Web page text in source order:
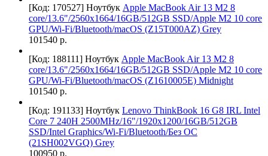
[Код: 170527] Ноутбук Apple MacBook Air 13 M2 8
core/13.6"/2560х1664/16GB/512GB SSD/Apple M2 10 core
GPU/Wi-Fi/Bluetooth/macOS (Z15T000AZ) Grey
101540 р.
[Код: 188111] Ноутбук Apple MacBook Air 13 M2 8
core/13.6"/2560х1664/16GB/512GB SSD/Apple M2 10 core
GPU/Wi-Fi/Bluetooth/macOS (Z1610005E) Midnight
101540 р.
[Код: 191133] Ноутбук Lenovo ThinkBook 16 G8 IRL Intel
Core 7 240H 2500MHz/16"/1920x1200/16GB/512GB
SSD/Intel Graphics/Wi-Fi/Bluetooth/Без ОС
(21SH002VGQ) Grey
100950 р.